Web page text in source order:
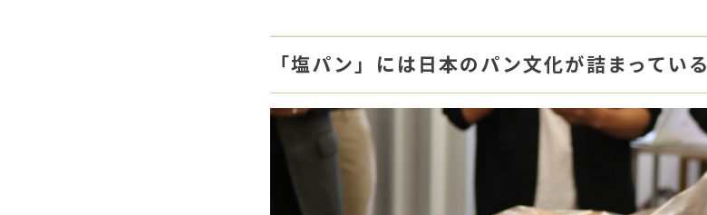
「塩パン」には日本のパン文化が詰まっている